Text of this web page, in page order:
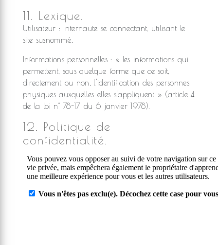
11. Lexique.
Utilisateur : Internaute se connectant, utilisant le
site susnommé.
Informations personnelles : « les informations qui
permettent, sous quelque forme que ce soit,
directement ou non, l'identification des personnes
physiques auxquelles elles s'appliquent » (article 4
de la loi n° 78-17 du 6 janvier 1978).
12. Politique de
confidentialité.